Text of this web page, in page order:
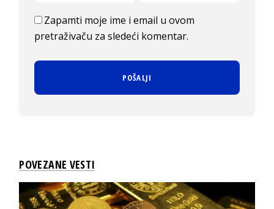
Zapamti moje ime i email u ovom
pretraživaču za sledeći komentar.
POVEZANE VESTI